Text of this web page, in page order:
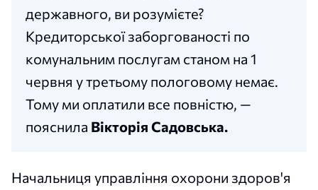
державного, ви розумієте?
Кредиторської заборгованості по
комунальним послугам станом на 1
червня у третьому пологовому немає.
Тому ми оплатили все повністю, —
пояснила Вікторія Садовська.
Начальниця управління охорони здоров'я